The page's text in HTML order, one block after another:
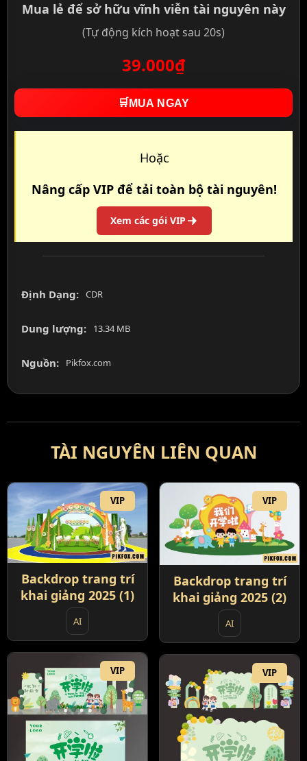
Mua lẻ để sở hữu vĩnh viễn tài nguyên này
(Tự động kích hoạt sau 20s)
39.000₫
🛒 MUA NGAY
Hoặc
Nâng cấp VIP để tải toàn bộ tài nguyên!
Xem các gói VIP
Định Dạng: CDR
Dung lượng: 13.34 MB
Nguồn: Pikfox.com
TÀI NGUYÊN LIÊN QUAN
VIP
Backdrop trang trí
khai giảng 2025 (1)
AI
VIP
Backdrop trang trí
khai giảng 2025 (2)
AI
VIP VIP